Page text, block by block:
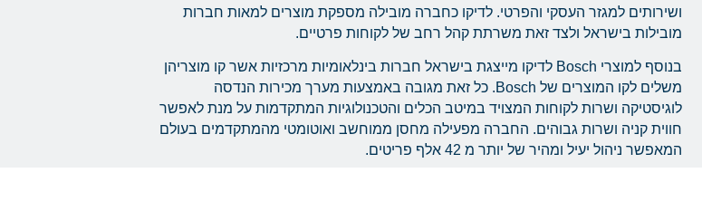
ושירותים למגזר העסקי והפרטי. לדיקו כחברה מובילה מספקת מוצרים למאות חברות
מובילות בישראל ולצד זאת משרתת קהל רחב של לקוחות פרטיים.
בנוסף למוצרי Bosch לדיקו מייצגת בישראל חברות בינלאומיות מרכזיות אשר קו מוצריהן
משלים לקו המוצרים של Bosch. כל זאת מגובה באמצעות מערך מכירות הנדסה
לוגיסטיקה ושרות לקוחות המצויד במיטב הכלים והטכנולוגיות המתקדמות על מנת לאפשר
חווית קניה ושרות גבוהים. החברה מפעילה מחסן ממוחשב ואוטומטי מהמתקדמים בעולם
המאפשר ניהול יעיל ומהיר של יותר מ 42 אלף פריטים.